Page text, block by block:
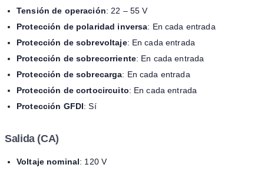
Tensión de operación: 22 – 55 V
Protección de polaridad inversa: En cada entrada
Protección de sobrevoltaje: En cada entrada
Protección de sobrecorriente: En cada entrada
Protección de sobrecarga: En cada entrada
Protección de cortocircuito: En cada entrada
Protección GFDI: Sí
Salida (CA)
Voltaje nominal: 120 V